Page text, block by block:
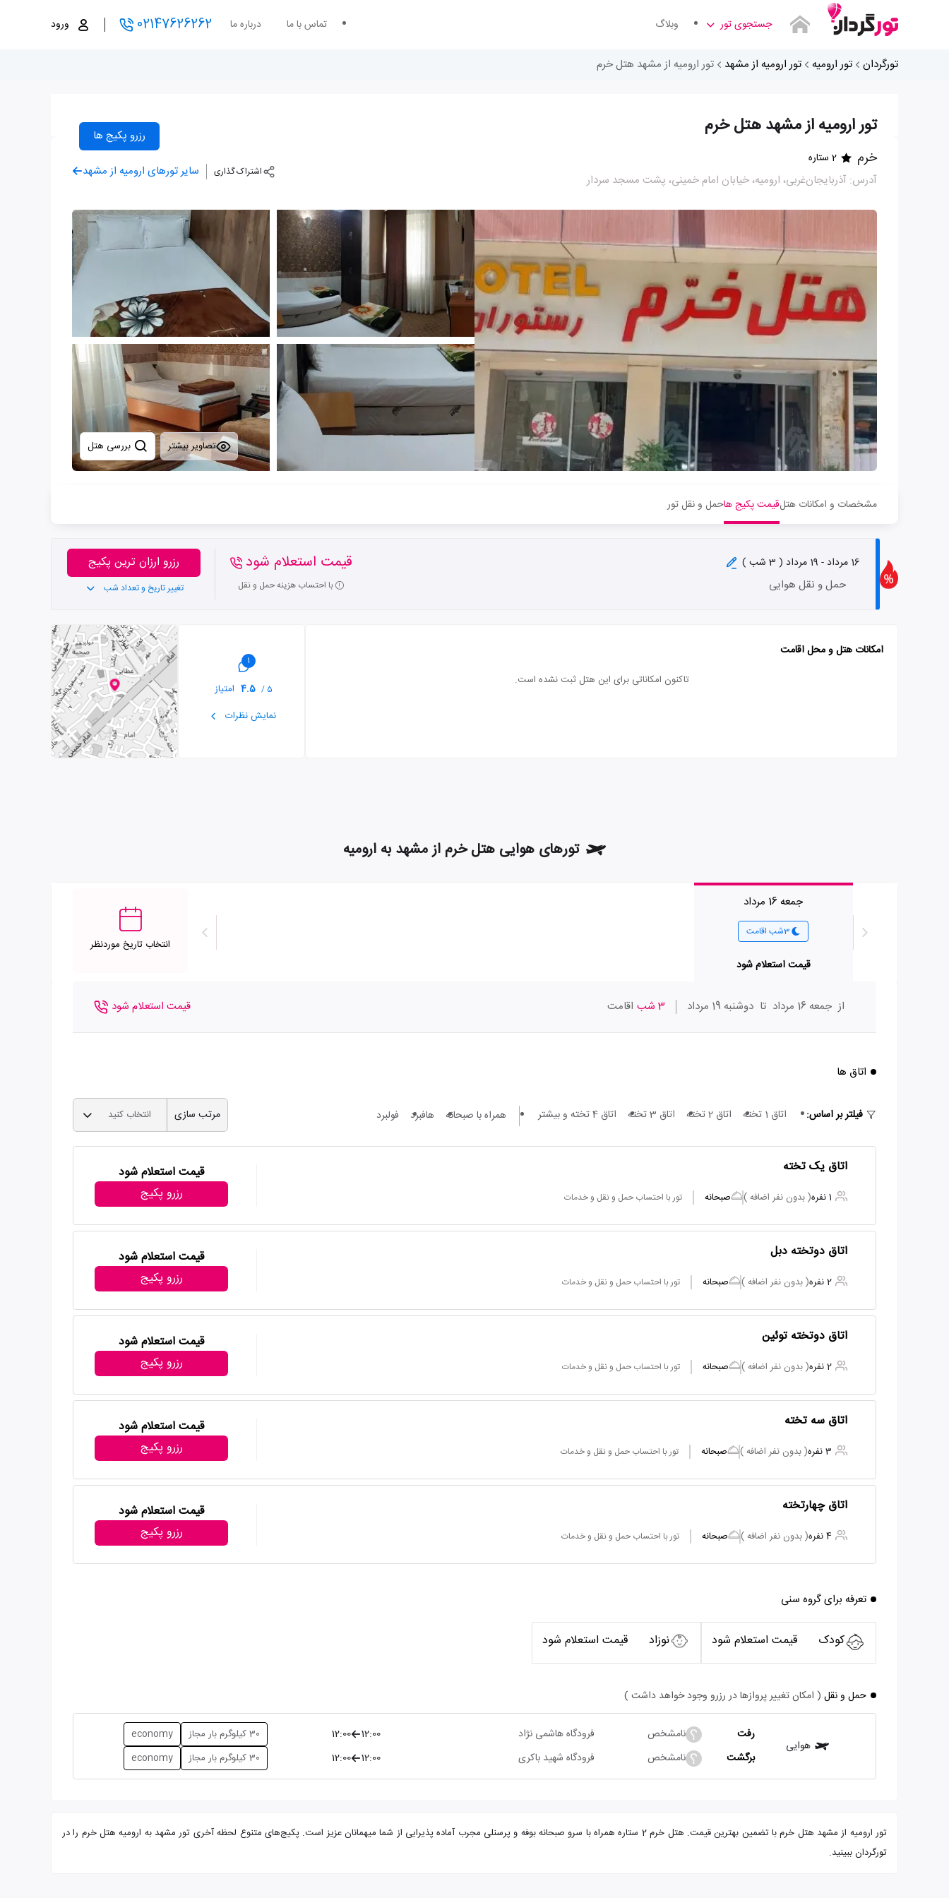
جستجوی تور وبلاگ تماس با ما درباره ما 02147626262 ورود
تورگردان تور ارومیه تور ارومیه از مشهد تور ارومیه از مشهد هتل خرم
تور ارومیه از مشهد هتل خرم رزرو پکیج ها
خرم 2 ستاره
آدرس: آذربایجان‌غربی، ارومیه، خیابان امام خمینی، پشت مسجد سردار
اشتراک گذاری سایر تورهای ارومیه از مشهد
تصاویر بیشتر
مشخصات و امکانات هتلقیمت پکیج هاحمل و نقل تور
16 مرداد - 19 مرداد ( 3 شب )
حمل و نقل هوایی
قیمت استعلام شود
با احتساب هزینه حمل و نقل
رزرو ارزان ترین پکیج
تغییر تاریخ و تعداد شب
امکانات هتل و محل اقامت
تاکنون امکاناتی برای این هتل ثبت نشده است.
1
5 /
4.5 امتیاز
نمایش نظرات
تورهای هوایی هتل خرم از مشهد به ارومیه
جمعه 16 مرداد
3شب اقامت
قیمت استعلام شود
انتخاب تاریخ موردنظر
از جمعه 16 مرداد تا دوشنبه 19 مرداد 3 شب اقامت قیمت استعلام شود
اتاق ها
فیلتر بر اساس: اتاق 1 تخته اتاق 2 تخته اتاق 3 تخته اتاق 4 تخته و بیشتر همراه با صبحانه هافبرد فولبرد مرتب سازی انتخاب کنید
اتاق یک تخته
1 نفره ( بدون نفر اضافه ) صبحانه تور با احتساب حمل و نقل و خدمات
قیمت استعلام شود
رزرو پکیج
اتاق دوتخته دبل
2 نفره ( بدون نفر اضافه ) صبحانه تور با احتساب حمل و نقل و خدمات
قیمت استعلام شود
رزرو پکیج
اتاق دوتخته توئین
2 نفره ( بدون نفر اضافه ) صبحانه تور با احتساب حمل و نقل و خدمات
قیمت استعلام شود
رزرو پکیج
اتاق سه تخته
3 نفره ( بدون نفر اضافه ) صبحانه تور با احتساب حمل و نقل و خدمات
قیمت استعلام شود
رزرو پکیج
اتاق چهارتخته
4 نفره ( بدون نفر اضافه ) صبحانه تور با احتساب حمل و نقل و خدمات
قیمت استعلام شود
رزرو پکیج
تعرفه برای گروه سنی
کودک قیمت استعلام شود نوزاد قیمت استعلام شود
حمل و نقل ( امکان تغییر پروازها در رزرو وجود خواهد داشت )
هوایی
رفت نامشخص فرودگاه هاشمی نژاد 12:00
12:00 30 کیلوگرم بار مجاز economy
برگشت نامشخص فرودگاه شهید باکری 12:00
12:00 30 کیلوگرم بار مجاز economy
تور ارومیه از مشهد هتل خرم با تضمین بهترین قیمت. هتل خرم 2 ستاره همراه با سرو صبحانه بوفه و پرسنلی مجرب آماده پذیرایی از شما میهمانان عزیز است. پکیج‌های متنوع لحظه آخری تور مشهد به ارومیه هتل خرم را در
تورگردان ببینید.